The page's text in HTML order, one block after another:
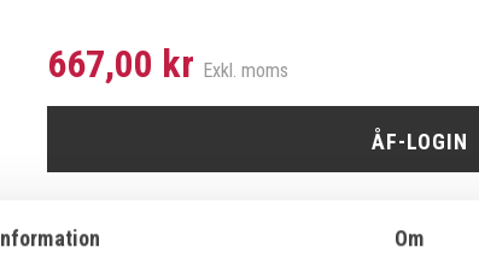
Om
667,00 kr Exkl. moms
ÅF-LOGIN